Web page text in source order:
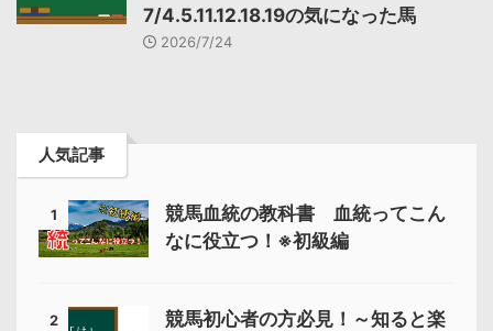
7/4.5.11.12.18.19の気になった馬
2026/7/24
人気記事
1
競馬血統の教科書 血統ってこん
なに役立つ！※初級編
2
競馬初心者の方必見！～知ると楽